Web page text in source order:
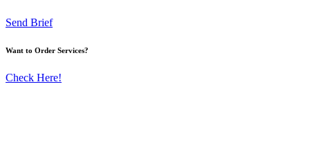
Send Brief
Want to Order Services?
Check Here!